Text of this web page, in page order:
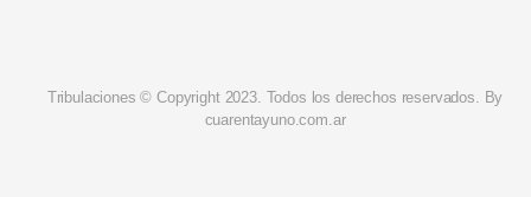
Tribulaciones © Copyright 2023. Todos los derechos reservados. By
cuarentayuno.com.ar